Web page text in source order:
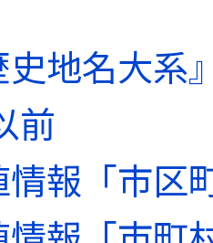
史地名大
前
情報「市区